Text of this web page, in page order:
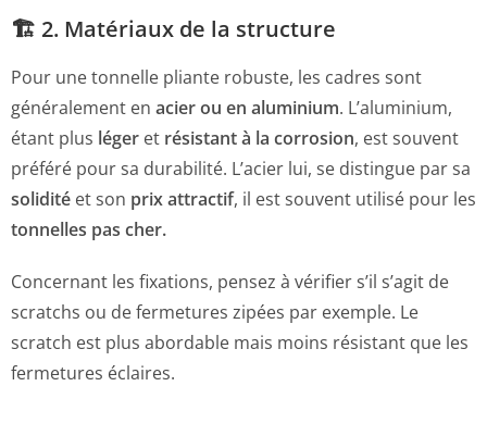
🏗️ 2. Matériaux de la structure
Pour une tonnelle pliante robuste, les cadres sont
généralement en acier ou en aluminium. L’aluminium,
étant plus léger et résistant à la corrosion, est souvent
préféré pour sa durabilité. L’acier lui, se distingue par sa
solidité et son prix attractif, il est souvent utilisé pour les
tonnelles pas cher.
Concernant les fixations, pensez à vérifier s’il s’agit de
scratchs ou de fermetures zipées par exemple. Le
scratch est plus abordable mais moins résistant que les
fermetures éclaires.